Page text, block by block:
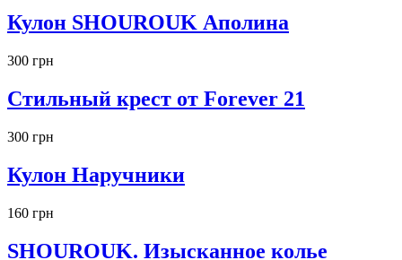
Кулон SHOUROUK Аполина
300 грн
Стильный крест от Forever 21
300 грн
Кулон Наручники
160 грн
SHOUROUK. Изысканное колье